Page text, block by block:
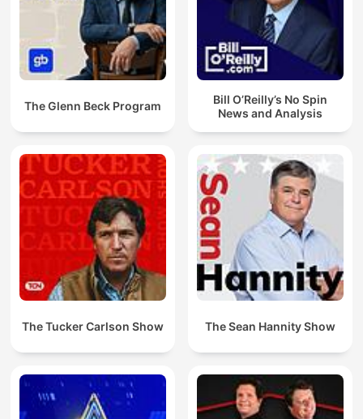
The Glenn Beck Program
Bill O’Reilly’s No Spin
News and Analysis
The Tucker Carlson Show The Sean Hannity Show